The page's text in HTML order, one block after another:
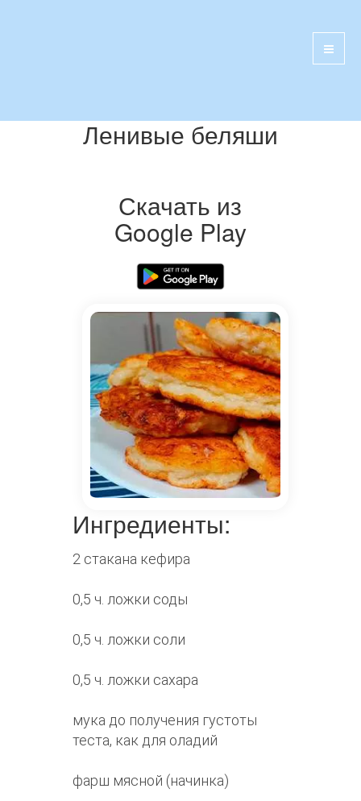
Ленивые беляши
Скачать из
Google Play
Ингредиенты:
2 стакана кефира
0,5 ч. ложки соды
0,5 ч. ложки соли
0,5 ч. ложки сахара
мука до получения густоты
теста, как для оладий
фарш мясной (начинка)